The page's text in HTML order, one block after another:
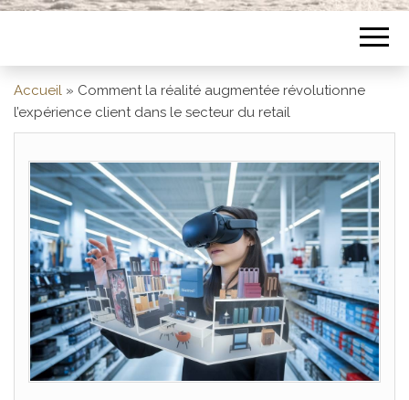
Accueil » Comment la réalité augmentée révolutionne
l’expérience client dans le secteur du retail